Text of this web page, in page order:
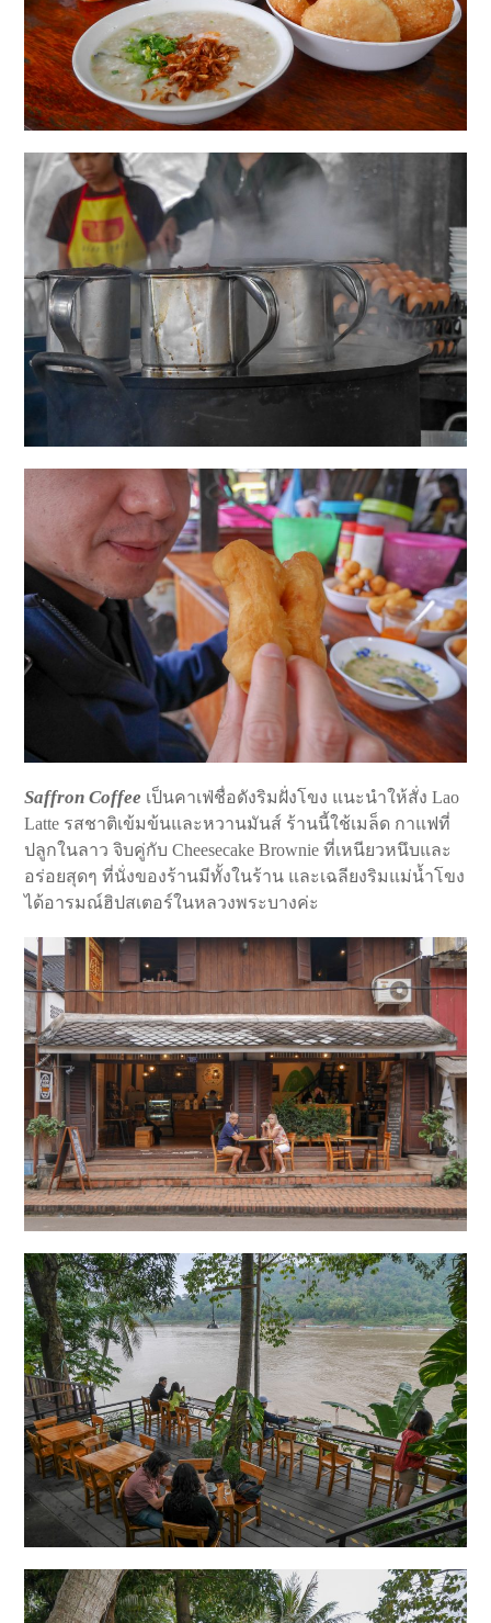
Saffron Coffee เป็นคาเฟ่ชื่อดังริมฝั่งโขง แนะนำให้สั่ง Lao
Latte รสชาติเข้มข้นและหวานมันส์ ร้านนี้ใช้เมล็ด กาแฟที่
ปลูกในลาว จิบคู่กับ Cheesecake Brownie ที่เหนียวหนึบและ
อร่อยสุดๆ ที่นั่งของร้านมีทั้งในร้าน และเฉลียงริมแม่น้ำโขง
ได้อารมณ์ฮิปสเตอร์ในหลวงพระบางค่ะ